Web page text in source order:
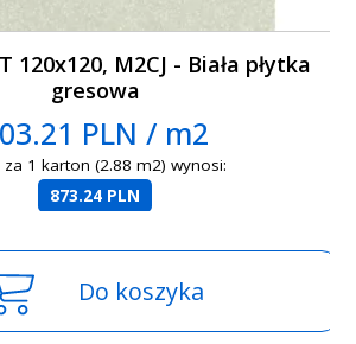
120x120, M2CJ - Biała płytka
gresowa
PLN / m2
za 1 karton (2.88 m2) wynosi:
873.24 PLN
Do koszyka